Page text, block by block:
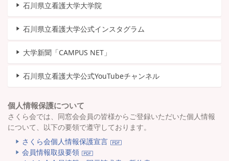
石川県立看護大学大学院
石川県立看護大学公式インスタグラム
大学新聞「CAMPUS NET」
石川県立看護大学公式YouTubeチャンネル
個人情報保護について
さくら会では、同窓会会員の皆様からご登録いただいた個人情報
について、以下の要領で遵守しております。
さくら会個人情報保護宣言
会員情報取扱要領